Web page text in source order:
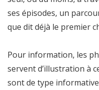
ses épisodes, un
que dit déjà le premier
Pour information, les
servent d’illustration à
sont de type